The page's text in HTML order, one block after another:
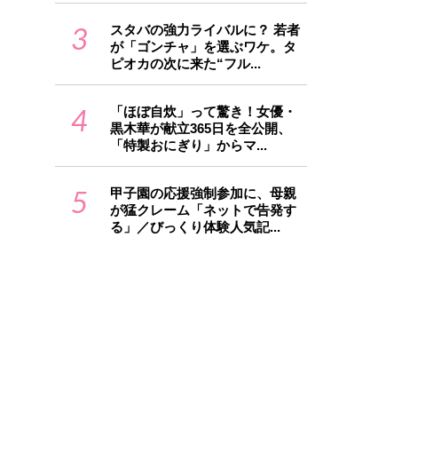
3
スタバの強力ライバルに？ 若者
が「ゴンチャ」を選ぶワケ。タ
ピオカの次に来た“フル...
4
「ほぼ自炊」って驚き！女優・
黒木華が献立365日を全公開、
「特製おにぎり」からマ...
5
甲子園の応援強制参加に、母親
が猛クレーム「ネットで告発す
る」／びっくり体験人気記...